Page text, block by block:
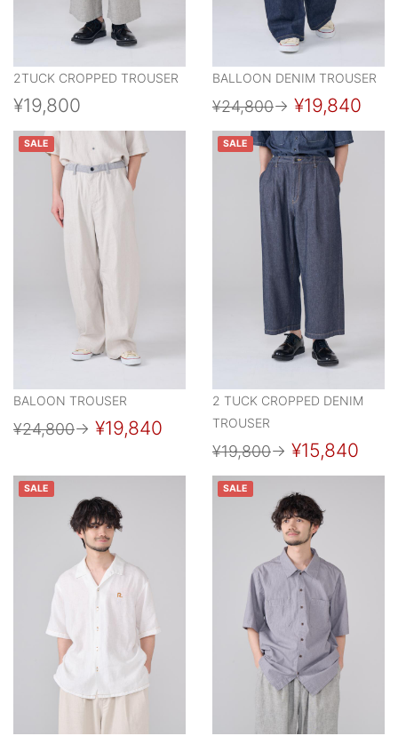
2TUCK CROPPED TROUSER
¥19,800
BALLOON DENIM TROUSER
¥24,800→ ¥19,840
SALE
BALOON TROUSER
¥24,800→ ¥19,840
SALE
2 TUCK CROPPED DENIM
TROUSER
¥19,800→ ¥15,840
SALE SALE